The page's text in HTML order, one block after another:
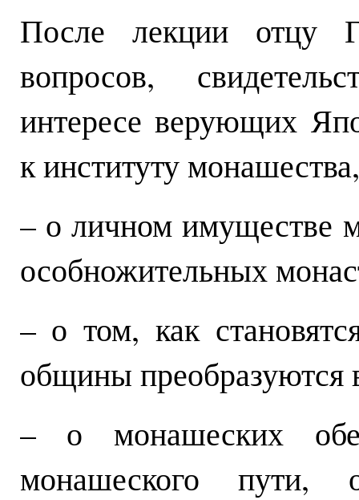
После лекции отцу
вопросов,
интересе верующих
к институту
– о личном имуществе
особножительных
– о том, как
общины преобразуются
– о монашеских
монашеского пути,